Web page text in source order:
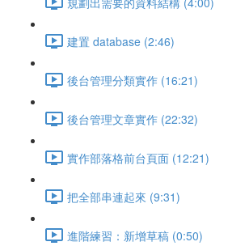
建置 database (2:46)
後台管理分類實作 (16:21)
後台管理文章實作 (22:32)
實作部落格前台頁面 (12:21)
把全部串連起來 (9:31)
進階練習：新增草稿 (0:50)